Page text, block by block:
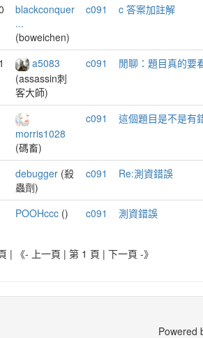
blackconquer
...
(boweichen)
c091 c 答案加註解
a5083
(assassin刺
客大師)
c091 閒聊：題目真的要
morris1028
(碼畜)
c091 這個題目是不是有
debugger (殺
蟲劑)
c091 Re:測資錯誤
POOHccc () c091 測資錯誤
| 《- 上一頁 | 第 1 頁 | 下一頁 -》
Powered